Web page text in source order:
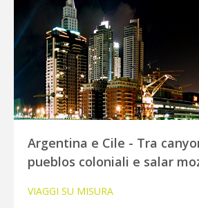
Argentina e Cile - Tra
pueblos coloniali e salar
VIAGGI SU MISURA